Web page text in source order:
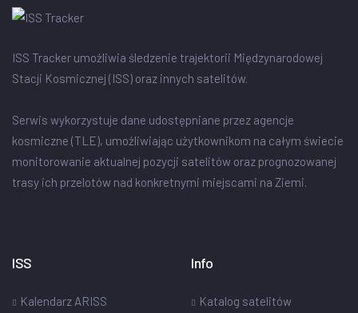
ISS Tracker umożliwia śledzenie trajektorii Międzynarodowej
Stacji Kosmicznej (ISS) oraz innych satelitów.
Serwis wykorzystuje dane udostępniane przez agencje
kosmiczne (TLE), umożliwiając użytkownikom na całym świecie
monitorowanie aktualnej pozycji satelitów oraz prognozowanej
trasy ich przelotów nad konkretnymi miejscami na Ziemi.
ISS
Kalendarz ARISS
Info
Katalog satelitów